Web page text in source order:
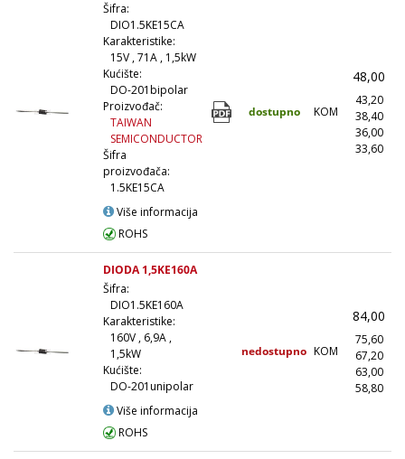
Šifra:
DIO1.5KE15CA
Karakteristike:
15V , 71A , 1,5kW
Kućište:
DO-201bipolar
Proizvođač:
TAIWAN
SEMICONDUCTOR
Šifra
proizvođača:
1.5KE15CA
Više informacija
ROHS
dostupno KOM
48,00
43,20
38,40
36,00
33,60
DIODA 1,5KE160A
Šifra:
DIO1.5KE160A
Karakteristike:
160V , 6,9A ,
1,5kW
Kućište:
DO-201unipolar
Više informacija
ROHS
nedostupno KOM
84,00
75,60
67,20
63,00
58,80